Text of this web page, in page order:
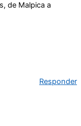
de Malpica a
Responder